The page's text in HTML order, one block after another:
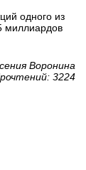
одного из
миллиардов
Воронина
3224